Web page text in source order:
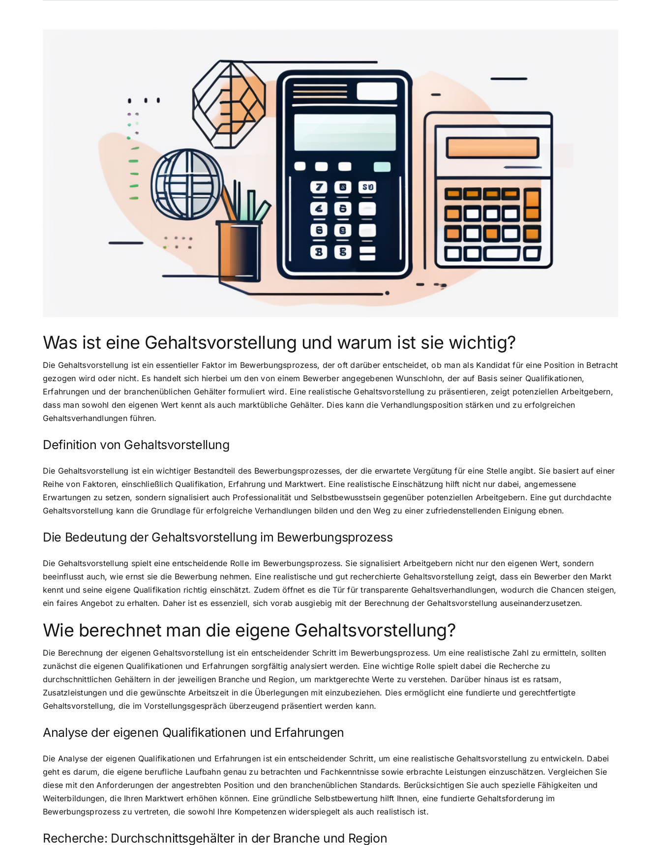
Was ist eine Gehaltsvorstellung und warum ist sie wichtig?
Die Gehaltsvorstellung ist ein essentieller Faktor im Bewerbungsprozess, der oft darüber entscheidet, ob man als Kandidat für eine Position in Betracht
gezogen wird oder nicht. Es handelt sich hierbei um den von einem Bewerber angegebenen Wunschlohn, der auf Basis seiner Qualifikationen,
Erfahrungen und der branchenüblichen Gehälter formuliert wird. Eine realistische Gehaltsvorstellung zu präsentieren, zeigt potenziellen Arbeitgebern,
dass man sowohl den eigenen Wert kennt als auch marktübliche Gehälter. Dies kann die Verhandlungsposition stärken und zu erfolgreichen
Gehaltsverhandlungen führen.
Definition von Gehaltsvorstellung
Die Gehaltsvorstellung ist ein wichtiger Bestandteil des Bewerbungsprozesses, der die erwartete Vergütung für eine Stelle angibt. Sie basiert auf einer
Reihe von Faktoren, einschließlich Qualifikation, Erfahrung und Marktwert. Eine realistische Einschätzung hilft nicht nur dabei, angemessene
Erwartungen zu setzen, sondern signalisiert auch Professionalität und Selbstbewusstsein gegenüber potenziellen Arbeitgebern. Eine gut durchdachte
Gehaltsvorstellung kann die Grundlage für erfolgreiche Verhandlungen bilden und den Weg zu einer zufriedenstellenden Einigung ebnen.
Die Bedeutung der Gehaltsvorstellung im Bewerbungsprozess
Die Gehaltsvorstellung spielt eine entscheidende Rolle im Bewerbungsprozess. Sie signalisiert Arbeitgebern nicht nur den eigenen Wert, sondern
beeinflusst auch, wie ernst sie die Bewerbung nehmen. Eine realistische und gut recherchierte Gehaltsvorstellung zeigt, dass ein Bewerber den Markt
kennt und seine eigene Qualifikation richtig einschätzt. Zudem öffnet es die Tür für transparente Gehaltsverhandlungen, wodurch die Chancen steigen,
ein faires Angebot zu erhalten. Daher ist es essenziell, sich vorab ausgiebig mit der Berechnung der Gehaltsvorstellung auseinanderzusetzen.
Wie berechnet man die eigene Gehaltsvorstellung?
Die Berechnung der eigenen Gehaltsvorstellung ist ein entscheidender Schritt im Bewerbungsprozess. Um eine realistische Zahl zu ermitteln, sollten
zunächst die eigenen Qualifikationen und Erfahrungen sorgfältig analysiert werden. Eine wichtige Rolle spielt dabei die Recherche zu
durchschnittlichen Gehältern in der jeweiligen Branche und Region, um marktgerechte Werte zu verstehen. Darüber hinaus ist es ratsam,
Zusatzleistungen und die gewünschte Arbeitszeit in die Überlegungen mit einzubeziehen. Dies ermöglicht eine fundierte und gerechtfertigte
Gehaltsvorstellung, die im Vorstellungsgespräch überzeugend präsentiert werden kann.
Analyse der eigenen Qualifikationen und Erfahrungen
Die Analyse der eigenen Qualifikationen und Erfahrungen ist ein entscheidender Schritt, um eine realistische Gehaltsvorstellung zu entwickeln. Dabei
geht es darum, die eigene berufliche Laufbahn genau zu betrachten und Fachkenntnisse sowie erbrachte Leistungen einzuschätzen. Vergleichen Sie
diese mit den Anforderungen der angestrebten Position und den branchenüblichen Standards. Berücksichtigen Sie auch spezielle Fähigkeiten und
Weiterbildungen, die Ihren Marktwert erhöhen können. Eine gründliche Selbstbewertung hilft Ihnen, eine fundierte Gehaltsforderung im
Bewerbungsprozess zu vertreten, die sowohl Ihre Kompetenzen widerspiegelt als auch realistisch ist.
Recherche: Durchschnittsgehälter in der Branche und Region